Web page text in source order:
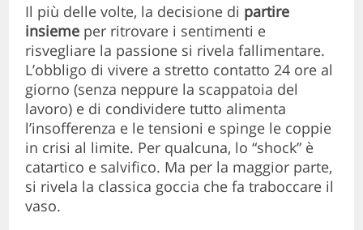
Il più delle volte, la decisione di partire
insieme per ritrovare i sentimenti e
risvegliare la passione si rivela fallimentare.
L’obbligo di vivere a stretto contatto 24 ore al
giorno (senza neppure la scappatoia del
lavoro) e di condividere tutto alimenta
l’insofferenza e le tensioni e spinge le coppie
in crisi al limite. Per qualcuna, lo “shock” è
catartico e salvifico. Ma per la maggior parte,
si rivela la classica goccia che fa traboccare il
vaso.